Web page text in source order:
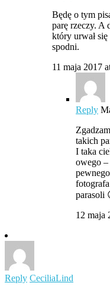
Będę o tym
parę rzeczy. A
który urwał
spodni.
11 maja 2017
Reply
takich
I taka
owego –
parasoli
12 maja
Reply CeciliaLind